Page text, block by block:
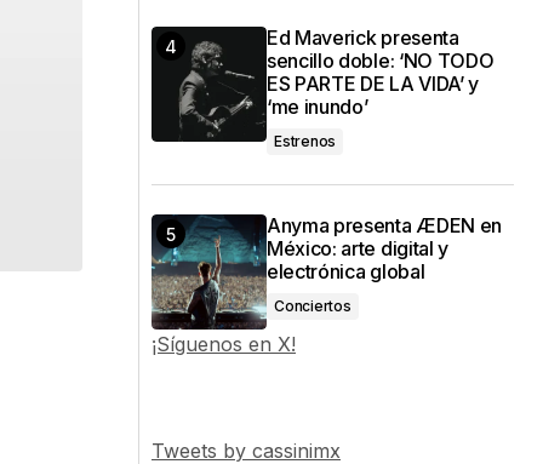
Ed Maverick presenta
sencillo doble: ‘NO TODO
ES PARTE DE LA VIDA’ y
‘me inundo’
Estrenos
Anyma presenta ÆDEN en
México: arte digital y
electrónica global
Conciertos
¡Síguenos en X!
Tweets by cassinimx